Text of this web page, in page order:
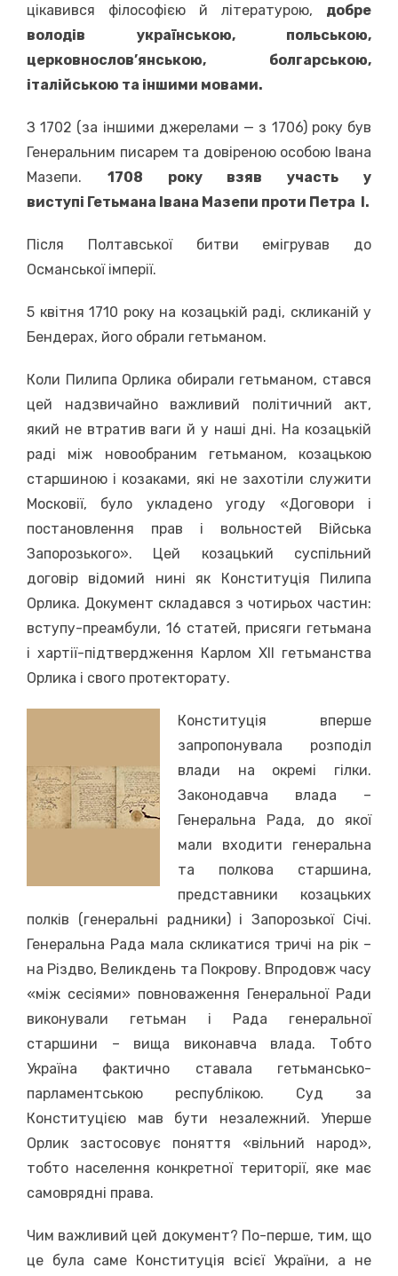
цікавився філософією й літературою, добре
володів українською, польською,
церковнослов’янською, болгарською,
італійською та іншими мовами.
З 1702 (за іншими джерелами — з 1706) року був
Генеральним писарем та довіреною особою Івана
Мазепи. 1708 року взяв участь у
виступі Гетьмана Івана Мазепи проти Петра I.
Після Полтавської битви емігрував до
Османської імперії.
5 квітня 1710 року на козацькій раді, скликаній у
Бендерах, його обрали гетьманом.
Коли Пилипа Орлика обирали гетьманом, стався
цей надзвичайно важливий політичний акт,
який не втратив ваги й у наші дні. На козацькій
раді між новообраним гетьманом, козацькою
старшиною і козаками, які не захотіли служити
Московії, було укладено угоду «Договори і
постановлення прав і вольностей Війська
Запорозького». Цей козацький суспільний
договір відомий нині як Конституція Пилипа
Орлика. Документ складався з чотирьох частин:
вступу-преамбули, 16 статей, присяги гетьмана
і хартії-підтвердження Карлом ХІІ гетьманства
Орлика і свого протекторату.
Конституція вперше
запропонувала розподіл
влади на окремі гілки.
Законодавча влада –
Генеральна Рада, до якої
мали входити генеральна
та полкова старшина,
представники козацьких
полків (генеральні радники) і Запорозької Січі.
Генеральна Рада мала скликатися тричі на рік –
на Різдво, Великдень та Покрову. Впродовж часу
«між сесіями» повноваження Генеральної Ради
виконували гетьман і Рада генеральної
старшини – вища виконавча влада. Тобто
Україна фактично ставала гетьмансько-
парламентською республікою. Суд за
Конституцією мав бути незалежний. Уперше
Орлик застосовує поняття «вільний народ»,
тобто населення конкретної території, яке має
самоврядні права.
Чим важливий цей документ? По-перше, тим, що
це була саме Конституція всієї України, а не